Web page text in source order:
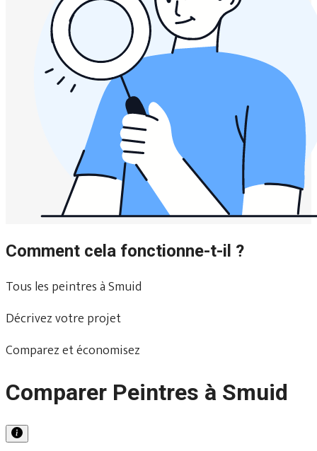
Comment cela fonctionne-t-il ?
Tous les peintres à Smuid
Décrivez votre projet
Comparez et économisez
Comparer Peintres à Smuid